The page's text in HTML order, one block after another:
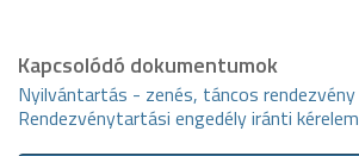
Kapcsolódó dokumentumok
Nyilvántartás - zenés, táncos rendezvény
Rendezvénytartási engedély iránti kérelem